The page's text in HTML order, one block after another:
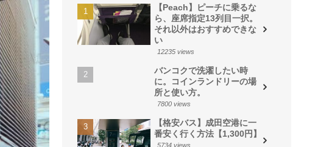
【Peach】ピーチに乗るな
ら、座席指定13列目一択。
それ以外はおすすめできな
い
12235 views
バンコクで洗濯したい時
に。コインランドリーの場
所と使い方。
7800 views
【格安バス】成田空港に一
番安く行く方法【1,300円】
5734 views